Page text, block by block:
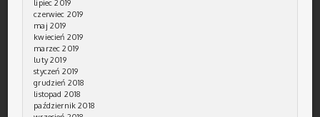
lipiec 2019
czerwiec 2019
maj 2019
kwiecień 2019
marzec 2019
luty 2019
styczeń 2019
grudzień 2018
listopad 2018
październik 2018